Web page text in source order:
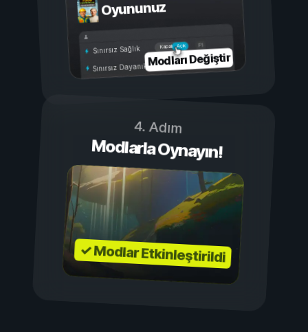
Oyununuz
Açık
Kapalı
Sınırsız Sağlık
Sınırsız DayanıklılıkModları Değiştir
4. Adım
Modlarla Oynayın!
✓ Modlar Etkinleştirildi